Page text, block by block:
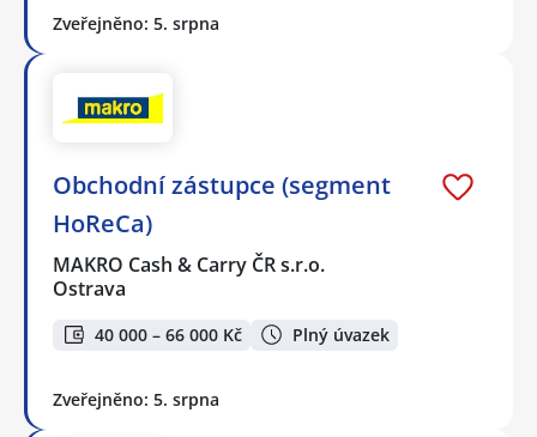
Zveřejněno: 5. srpna
Obchodní zástupce (segment
HoReCa)
MAKRO Cash & Carry ČR s.r.o.
Ostrava
40 000 – 66 000 Kč Plný úvazek
Zveřejněno: 5. srpna